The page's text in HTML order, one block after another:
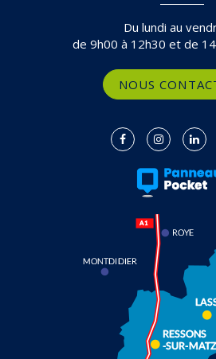
Du lundi au
de 9h00 à 12h30 et de
NOUS
Lien
compte
Lien
le
compte
Lien
le